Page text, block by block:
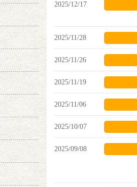
2025/12/17
2025/11/28
2025/11/26
2025/11/19
2025/11/06
2025/10/07
2025/09/08